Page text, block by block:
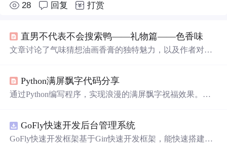
28 回复 打赏
直男不代表不会搜索鸭——礼物篇——色香味
文章讨论了气味猜想油画香膏的独特魅力，以及作者对香
读。Python满屏飘字代码分享
通过Python编写程序，实现浪漫的满屏飘字祝福效果。主
验。GoFly快速开发后台管理系统
GoFly快速开发框架基于Gin快速开发框架，能快速搭建应